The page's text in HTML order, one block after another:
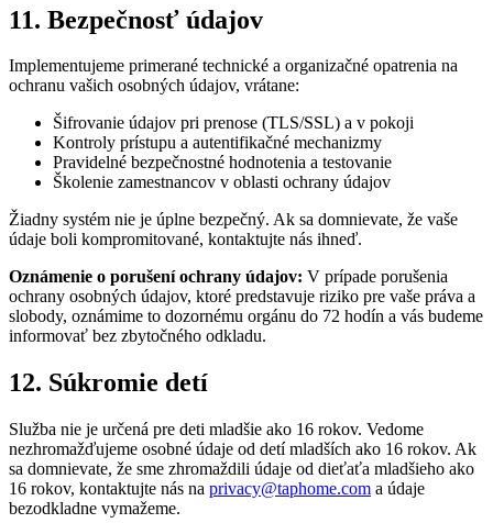
11. Bezpečnosť údajov
Implementujeme primerané technické a organizačné opatrenia na
ochranu vašich osobných údajov, vrátane:
Šifrovanie údajov pri prenose (TLS/SSL) a v pokoji
Kontroly prístupu a autentifikačné mechanizmy
Pravidelné bezpečnostné hodnotenia a testovanie
Školenie zamestnancov v oblasti ochrany údajov
Žiadny systém nie je úplne bezpečný. Ak sa domnievate, že vaše
údaje boli kompromitované, kontaktujte nás ihneď.
Oznámenie o porušení ochrany údajov: V prípade porušenia
ochrany osobných údajov, ktoré predstavuje riziko pre vaše práva a
slobody, oznámime to dozornému orgánu do 72 hodín a vás budeme
informovať bez zbytočného odkladu.
12. Súkromie detí
Služba nie je určená pre deti mladšie ako 16 rokov. Vedome
nezhromažďujeme osobné údaje od detí mladších ako 16 rokov. Ak
sa domnievate, že sme zhromaždili údaje od dieťaťa mladšieho ako
16 rokov, kontaktujte nás na privacy@taphome.com a údaje
bezodkladne vymažeme.